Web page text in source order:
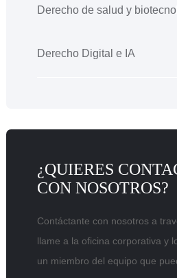
Derecho de salud y
Derecho Digital e IA
¿QUIERES
CON NOSOTROS?
Contáctante con nosotros a
llame a la oficina corporativa y
un miembro del equipo que